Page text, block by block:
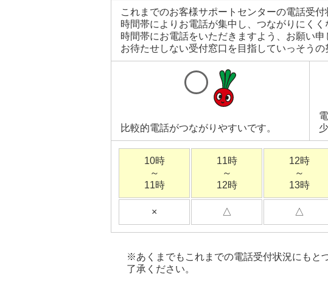
これまでのお客様サポートセンターの電話受
時間帯によりお電話が集中し、つながりにく
時間帯にお電話をいただきますよう、お願い申
お待たせしない受付窓口を目指していっそう
比較的電話がつながりやすいです。
10時
～
11時
11時
～
12時
12時
～
13時
× △ △
※あくまでもこれまでの電話受付状況にもと
了承ください。